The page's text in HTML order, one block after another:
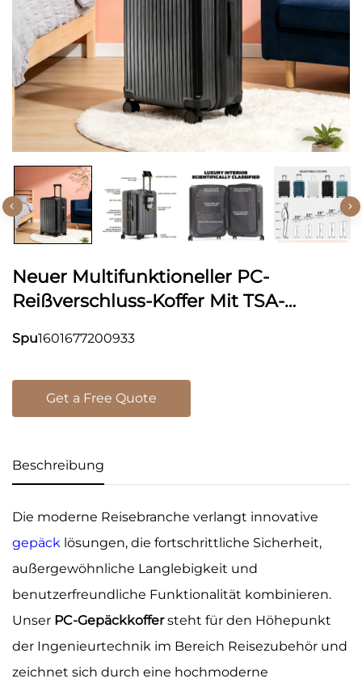
Neuer Multifunktioneller PC-
Reißverschluss-Koffer Mit TSA-
Langlebiger Dehnungsschicht, USB-
Spu1601677200933
Get a Free Quote
Beschreibung
Die moderne Reisebranche verlangt innovative
gepäck lösungen, die fortschrittliche Sicherheit,
außergewöhnliche Langlebigkeit und
benutzerfreundliche Funktionalität kombinieren.
Unser PC-Gepäckkoffersteht für den Höhepunkt
der Ingenieurtechnik im Bereich Reisezubehör und
zeichnet sich durch eine hochmoderne